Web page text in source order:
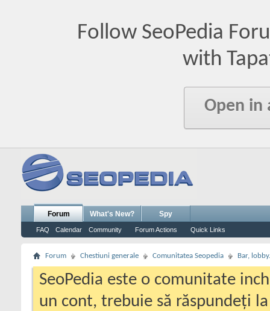
Follow SeoPedia
with
Open in
Forum
FAQ Calendar Community Forum Actions Quick Links
What's New? Spy
Forum Chestiuni generale Comunitatea Seopedia Bar,
SeoPedia este o comunitate
un cont, trebuie să răspundeți